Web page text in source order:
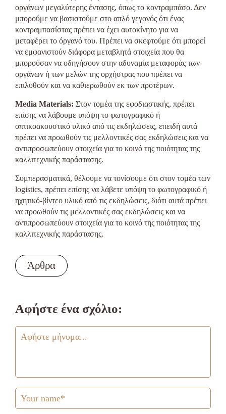
οργάνων μεγαλύτερης έντασης, όπως το κοντραμπάσο. Δεν
μπορούμε να βασιστούμε στο απλό γεγονός ότι ένας
κοντραμπασίστας πρέπει να έχει αυτοκίνητο για να
μεταφέρει το όργανό του. Πρέπει να σκεφτούμε ότι μπορεί
να εμφανιστούν διάφορα μεταβλητά στοιχεία που θα
μπορούσαν να οδηγήσουν στην αδυναμία μεταφοράς των
οργάνων ή των μελών της ορχήστρας που πρέπει να
επιλυθούν και να καθιερωθούν εκ των προτέρων.
Media Materials: Στον τομέα της εφοδιαστικής, πρέπει
επίσης να λάβουμε υπόψη το φωτογραφικό ή
οπτικοακουστικό υλικό από τις εκδηλώσεις, επειδή αυτά
πρέπει να προωθούν τις μελλοντικές σας εκδηλώσεις και να
αντιπροσωπεύουν στοιχεία για το κοινό της ποιότητας της
καλλιτεχνικής παράστασης.
Συμπερασματικά, θέλουμε να τονίσουμε ότι στον τομέα των
logistics, πρέπει επίσης να λάβετε υπόψη το φωτογραφικό ή
ηχητικό-βίντεο υλικό από τις εκδηλώσεις, διότι αυτά πρέπει
να προωθούν τις μελλοντικές σας εκδηλώσεις και να
αντιπροσωπεύουν στοιχεία για το κοινό της ποιότητας της
καλλιτεχνικής παράστασης.
Άρθρα
Αφήστε ένα σχόλιο: